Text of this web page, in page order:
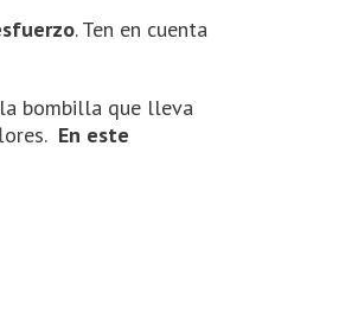
. Ten en cuenta
bombilla que lleva
En este